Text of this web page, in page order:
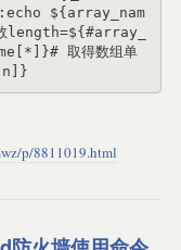
1开始计算)string="a
index &quot;$st
String&#39;ech
${y
:echo ${array_nam
length=${#array_
取得数组单
p/8811019.html